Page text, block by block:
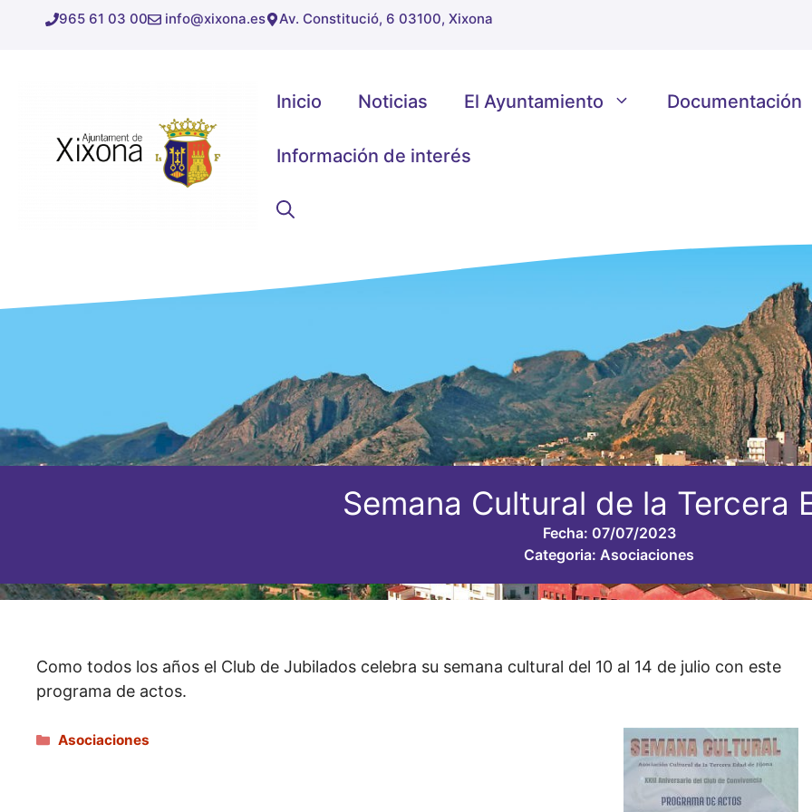
965 61 03 00 info@xixona.es Av. Constitució, 6 03100, Xixona
Inicio Noticias El Ayuntamiento Documentación
Información de interés
Semana Cultural de la Tercera
Fecha: 07/07/2023
Categoria: Asociaciones
Como todos los años el Club de Jubilados celebra su semana cultural del 10 al 14 de julio con este
programa de actos.
Categorías
Asociaciones